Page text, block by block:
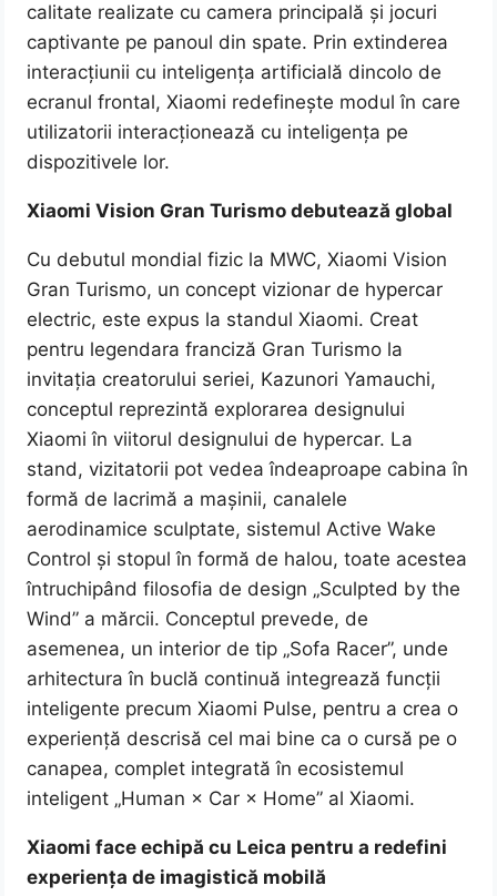
calitate realizate cu camera principală și jocuri
captivante pe panoul din spate. Prin extinderea
interacțiunii cu inteligența artificială dincolo de
ecranul frontal, Xiaomi redefinește modul în care
utilizatorii interacționează cu inteligența pe
dispozitivele lor.
Xiaomi Vision Gran Turismo debutează global
Cu debutul mondial fizic la MWC, Xiaomi Vision
Gran Turismo, un concept vizionar de hypercar
electric, este expus la standul Xiaomi. Creat
pentru legendara franciză Gran Turismo la
invitația creatorului seriei, Kazunori Yamauchi,
conceptul reprezintă explorarea designului
Xiaomi în viitorul designului de hypercar. La
stand, vizitatorii pot vedea îndeaproape cabina în
formă de lacrimă a mașinii, canalele
aerodinamice sculptate, sistemul Active Wake
Control și stopul în formă de halou, toate acestea
întruchipând filosofia de design „Sculpted by the
Wind” a mărcii. Conceptul prevede, de
asemenea, un interior de tip „Sofa Racer”, unde
arhitectura în buclă continuă integrează funcții
inteligente precum Xiaomi Pulse, pentru a crea o
experiență descrisă cel mai bine ca o cursă pe o
canapea, complet integrată în ecosistemul
inteligent „Human × Car × Home” al Xiaomi.
Xiaomi face echipă cu Leica pentru a redefini
experiența de imagistică mobilă